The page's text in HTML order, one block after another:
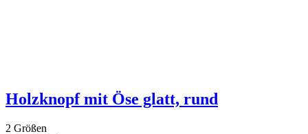
Holzknopf mit Öse glatt, rund
2 Größen